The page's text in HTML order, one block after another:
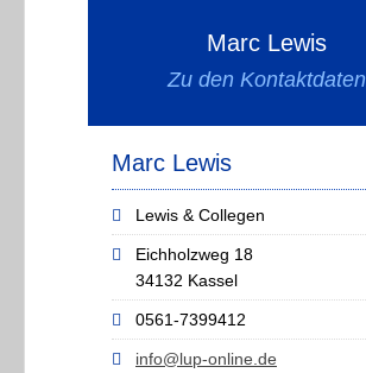
Marc Lewis
Zu den Kontaktdaten
Marc Lewis
Lewis & Collegen
Eichholzweg 18
34132 Kassel
0561-7399412
info@lup-online.de